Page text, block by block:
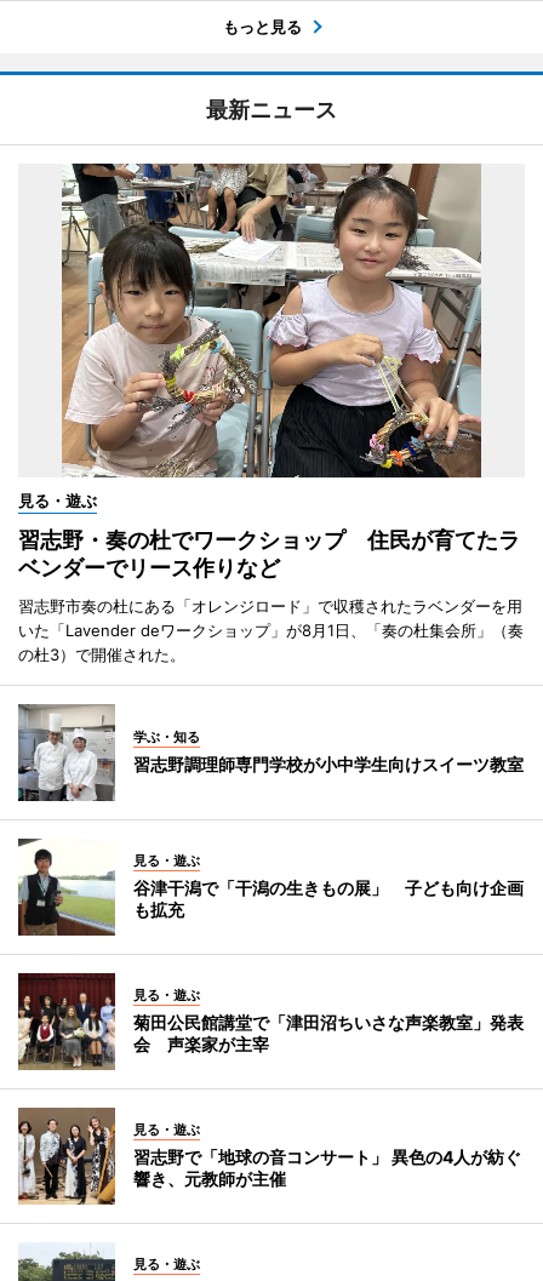
もっと見る
最新ニュース
見る・遊ぶ
習志野・奏の杜でワークショップ 住民が育てたラ
ベンダーでリース作りなど
習志野市奏の杜にある「オレンジロード」で収穫されたラベンダーを用
いた「Lavender deワークショップ」が8月1日、「奏の杜集会所」（奏
の杜3）で開催された。
学ぶ・知る
習志野調理師専門学校が小中学生向けスイーツ教室
見る・遊ぶ
谷津干潟で「干潟の生きもの展」 子ども向け企画
も拡充
見る・遊ぶ
菊田公民館講堂で「津田沼ちいさな声楽教室」発表
会 声楽家が主宰
見る・遊ぶ
習志野で「地球の音コンサート」 異色の4人が紡ぐ
響き、元教師が主催
見る・遊ぶ